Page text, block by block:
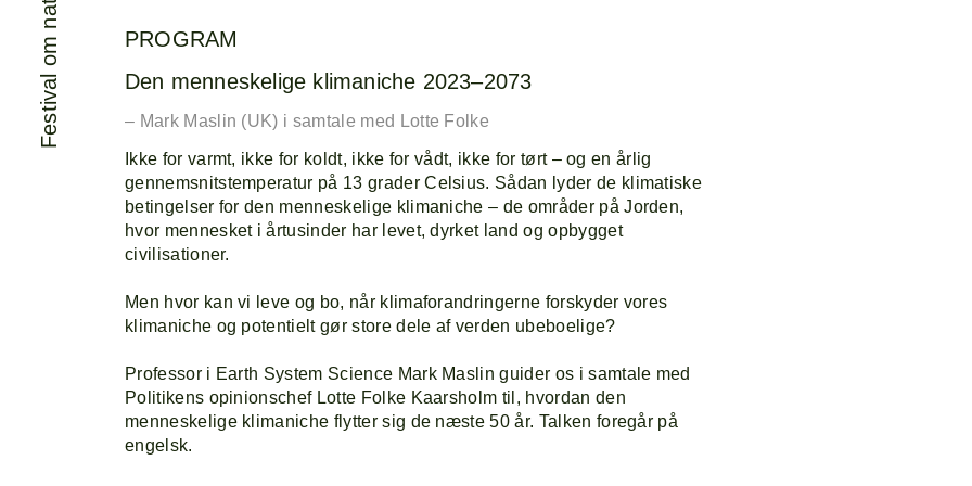
PROGRAM
Den menneskelige klimaniche 2023–2073
– Mark Maslin (UK) i samtale med Lotte Folke
Ikke for varmt, ikke for koldt, ikke for vådt, ikke for tørt – og en årlig
gennemsnitstemperatur på 13 grader Celsius. Sådan lyder de klimatiske
betingelser for den menneskelige klimaniche – de områder på Jorden,
hvor mennesket i årtusinder har levet, dyrket land og opbygget
civilisationer.
Men hvor kan vi leve og bo, når klimaforandringerne forskyder vores
klimaniche og potentielt gør store dele af verden ubeboelige?
Professor i Earth System Science Mark Maslin guider os i samtale med
Politikens opinionschef Lotte Folke Kaarsholm til, hvordan den
menneskelige klimaniche flytter sig de næste 50 år. Talken foregår på
engelsk.